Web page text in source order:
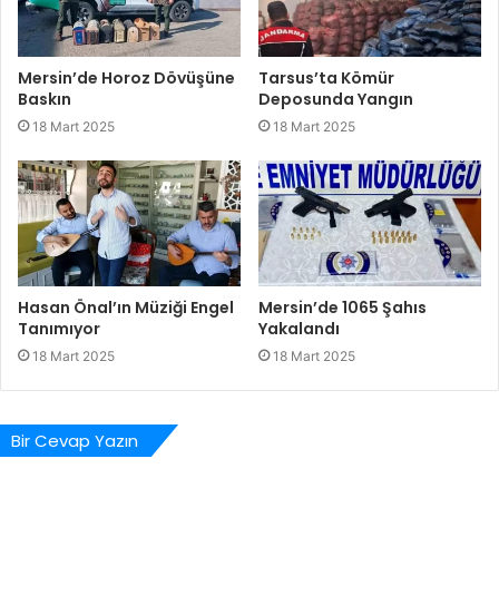
Mersin’de Horoz Dövüşüne
Baskın
18 Mart 2025
Tarsus’ta Kömür
Deposunda Yangın
18 Mart 2025
Hasan Önal’ın Müziği Engel
Tanımıyor
18 Mart 2025
Mersin’de 1065 Şahıs
Yakalandı
18 Mart 2025
Bir Cevap Yazın